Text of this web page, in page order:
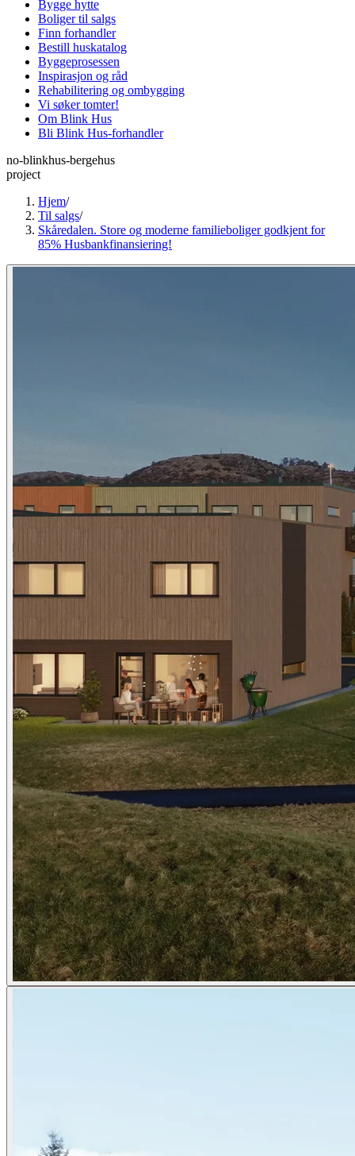
Bygge hytte
Boliger til salgs
Finn forhandler
Bestill huskatalog
Byggeprosessen
Inspirasjon og råd
Rehabilitering og ombygging
Vi søker tomter!
Om Blink Hus
Bli Blink Hus-forhandler
no-blinkhus-bergehus
project
Hjem/
Til salgs/
Skåredalen. Store og moderne familieboliger godkjent for
85% Husbankfinansiering!